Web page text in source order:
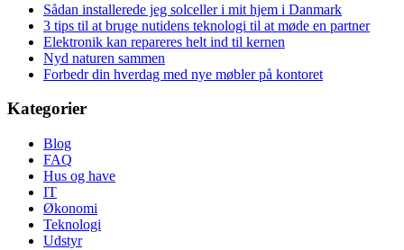
Sådan installerede jeg solceller i mit hjem i Danmark
3 tips til at bruge nutidens teknologi til at møde en partner
Elektronik kan repareres helt ind til kernen
Nyd naturen sammen
Forbedr din hverdag med nye møbler på kontoret
Kategorier
Blog
FAQ
Hus og have
IT
Økonomi
Teknologi
Udstyr